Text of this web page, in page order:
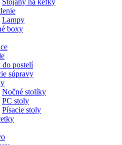
Lampy
boxy
do postelí
súpravy
Nočné stolíky
PC stoly
Písacie stoly